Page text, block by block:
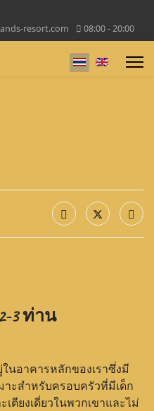
resort.com 08:00 - 20:00
เลือกภาษาของ
2-3ท่าน
นอาคารหลักของเราซึ่งมี
ะสําหรับครอบครัวที่มีเด็ก
เตียงเดี่ยวในพวกเขาและไม่